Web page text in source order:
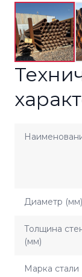
Диаметр (мм)
Толщина
(мм)
Марка стали